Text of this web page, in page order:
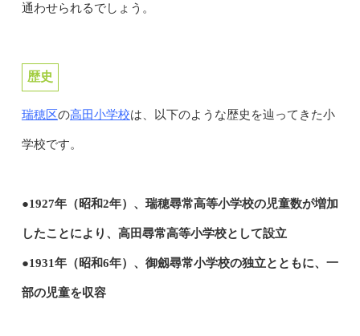
通わせられるでしょう。
歴史
瑞穂区の高田小学校は、以下のような歴史を辿ってきた小
学校です。
●1927年（昭和2年）、瑞穂尋常高等小学校の児童数が増加
したことにより、高田尋常高等小学校として設立
●1931年（昭和6年）、御劔尋常小学校の独立とともに、一
部の児童を収容